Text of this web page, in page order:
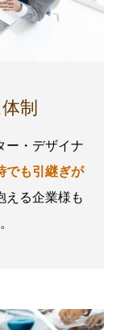
制
ー・デザイナ
でも引継ぎが
える企業様も